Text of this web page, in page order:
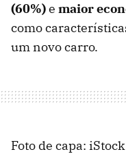
(60%)e maior
como
um novo carro.
Foto de capa: iStock